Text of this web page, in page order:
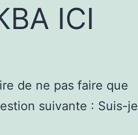
ICI
de ne pas faire que
suivante : Suis-je